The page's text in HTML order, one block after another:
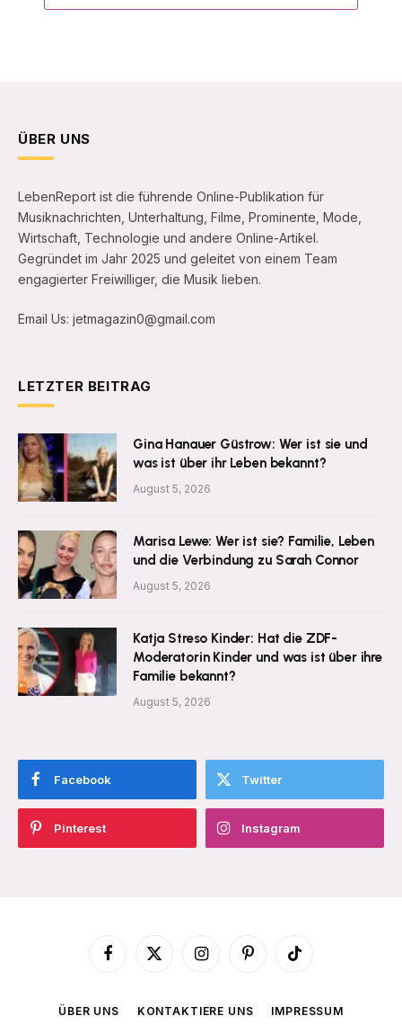
ÜBER UNS
LebenReport ist die führende Online-Publikation für
Musiknachrichten, Unterhaltung, Filme, Prominente, Mode,
Wirtschaft, Technologie und andere Online-Artikel.
Gegründet im Jahr 2025 und geleitet von einem Team
engagierter Freiwilliger, die Musik lieben.
Email Us: jetmagazin0@gmail.com
LETZTER BEITRAG
Gina Hanauer Güstrow: Wer ist sie und
was ist über ihr Leben bekannt?
August 5, 2026
Marisa Lewe: Wer ist sie? Familie, Leben
und die Verbindung zu Sarah Connor
August 5, 2026
Katja Streso Kinder: Hat die ZDF-
Moderatorin Kinder und was ist über ihre
Familie bekannt?
August 5, 2026
Facebook Twitter
Pinterest Instagram
Facebook
X
InstagramPinterestTikTok
ÜBER UNS KONTAKTIERE UNS IMPRESSUM